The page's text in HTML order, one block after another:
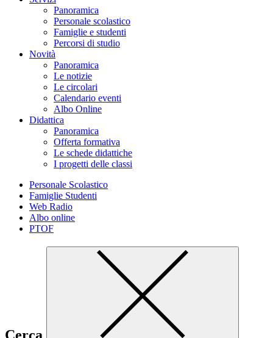
Panoramica
Personale scolastico
Famiglie e studenti
Percorsi di studio
Novità
Panoramica
Le notizie
Le circolari
Calendario eventi
Albo Online
Didattica
Panoramica
Offerta formativa
Le schede didattiche
I progetti delle classi
Personale Scolastico
Famiglie Studenti
Web Radio
Albo online
PTOF